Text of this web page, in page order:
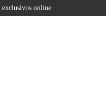
exclusivos online